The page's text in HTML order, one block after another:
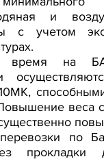
и
с учетом
время на
веса
по
прокладки